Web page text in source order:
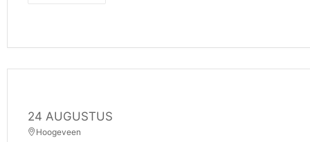
24 AUGUSTUS
Hoogeveen